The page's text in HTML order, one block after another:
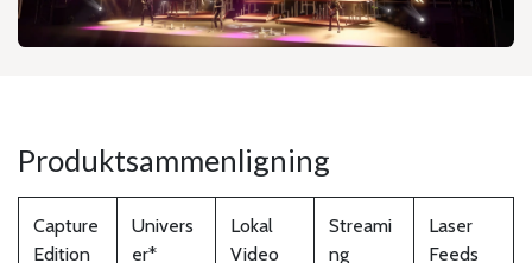
Produktsammenligning
Capture
Edition
Univers
er*
Lokal
Video
Streami
ng
Laser
Feeds